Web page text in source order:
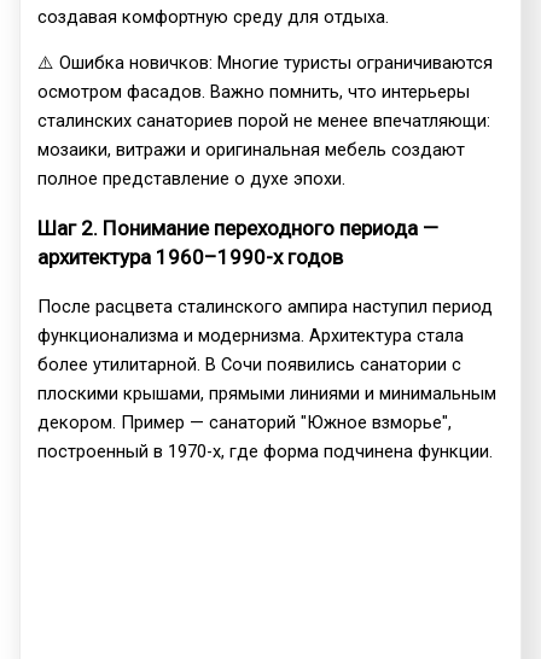
создавая комфортную среду для отдыха.
⚠️ Ошибка новичков: Многие туристы ограничиваются
осмотром фасадов. Важно помнить, что интерьеры
сталинских санаториев порой не менее впечатляющи:
мозаики, витражи и оригинальная мебель создают
полное представление о духе эпохи.
Шаг 2. Понимание переходного периода —
архитектура 1960–1990-х годов
После расцвета сталинского ампира наступил период
функционализма и модернизма. Архитектура стала
более утилитарной. В Сочи появились санатории с
плоскими крышами, прямыми линиями и минимальным
декором. Пример — санаторий "Южное взморье",
построенный в 1970-х, где форма подчинена функции.